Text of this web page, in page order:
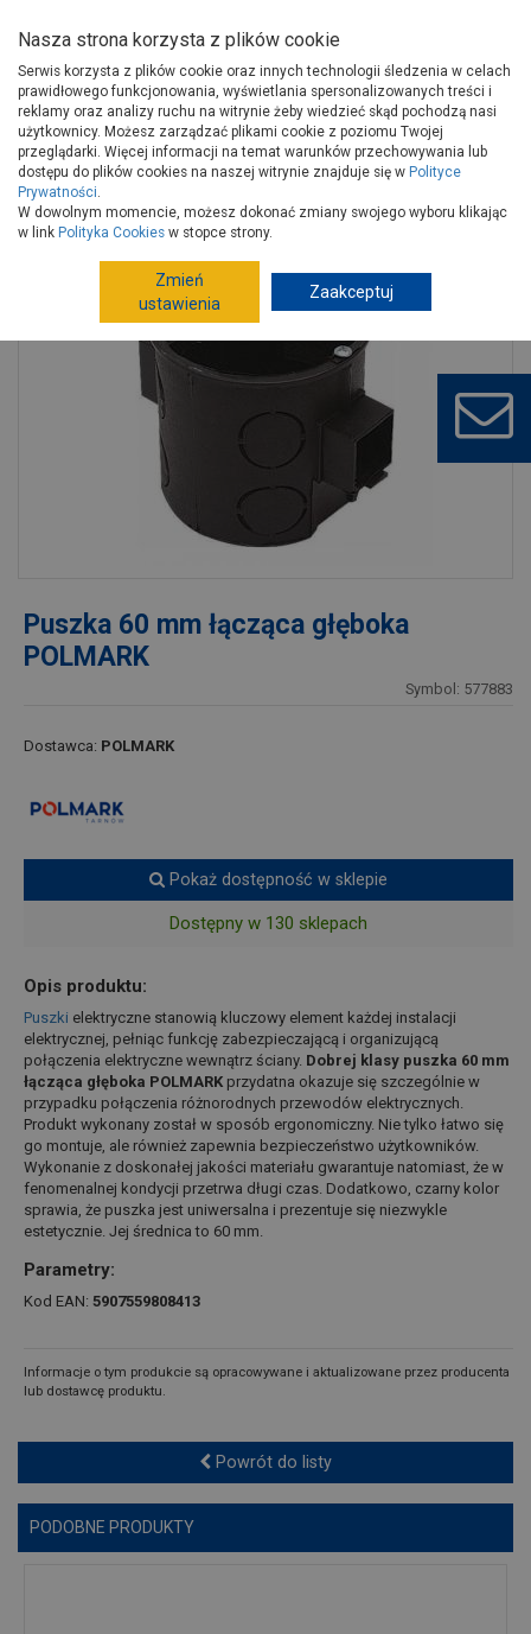
Strona główna Instalacje
Artykuły elektryczne
Akcesoria elektroinstalacyjne
Puszki
Puszka 60 mm łącząca głęboka POLMARK
Puszka 60 mm łącząca głęboka
POLMARK
Symbol: 577883
Dostawca: POLMARK
Pokaż dostępność w sklepie
Dostępny w 130 sklepach
Opis produktu:
Puszki elektryczne stanowią kluczowy element każdej instalacji
elektrycznej, pełniąc funkcję zabezpieczającą i organizującą
połączenia elektryczne wewnątrz ściany. Dobrej klasy puszka 60 mm
łącząca głęboka POLMARK przydatna okazuje się szczególnie w
przypadku połączenia różnorodnych przewodów elektrycznych.
Produkt wykonany został w sposób ergonomiczny. Nie tylko łatwo się
go montuje, ale również zapewnia bezpieczeństwo użytkowników.
Wykonanie z doskonałej jakości materiału gwarantuje natomiast, że w
fenomenalnej kondycji przetrwa długi czas. Dodatkowo, czarny kolor
sprawia, że puszka jest uniwersalna i prezentuje się niezwykle
estetycznie. Jej średnica to 60 mm.
Parametry:
Kod EAN: 5907559808413
Informacje o tym produkcie są opracowywane i aktualizowane przez producenta
lub dostawcę produktu.
Powrót do listy
PODOBNE PRODUKTY
Nasza strona korzysta z plików cookie
Serwis korzysta z plików cookie oraz innych technologii śledzenia w celach
prawidłowego funkcjonowania, wyświetlania spersonalizowanych treści i
reklamy oraz analizy ruchu na witrynie żeby wiedzieć skąd pochodzą nasi
użytkownicy. Możesz zarządzać plikami cookie z poziomu Twojej
przeglądarki. Więcej informacji na temat warunków przechowywania lub
dostępu do plików cookies na naszej witrynie znajduje się w Polityce
Prywatności.
W dowolnym momencie, możesz dokonać zmiany swojego wyboru klikając
w link Polityka Cookies w stopce strony.
Zmień
ustawienia
Zaakceptuj